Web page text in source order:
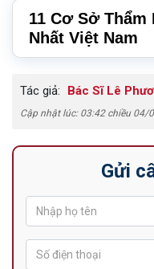
11 Cơ Sở Thẩm
Nhất Việt Nam
Tác giả: Bác Sĩ Lê
Cập nhật lúc: 03:42 chiều 04/
Gửi